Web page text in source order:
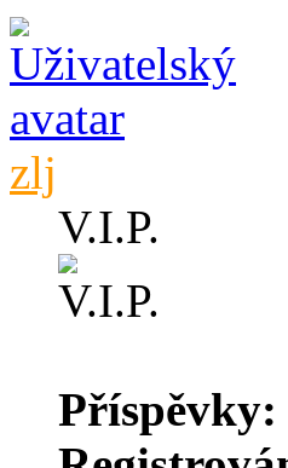
zlj
V.I.P.
Příspěvky: